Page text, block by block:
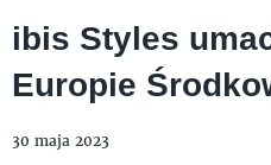
ibis Styles
Europie
30 maja 2023